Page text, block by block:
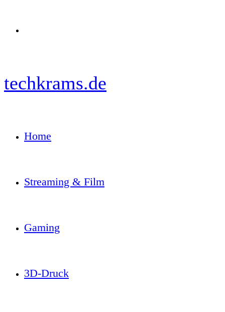
techkrams.de
Home
Streaming & Film
Gaming
3D-Druck